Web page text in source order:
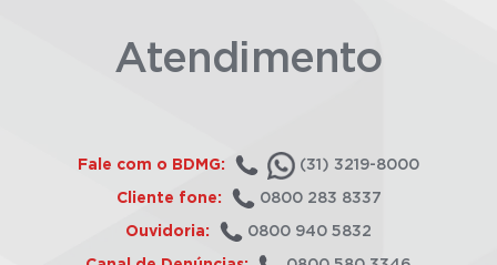
Atendimento
Fale com o BDMG: (31) 3219-8000
Cliente fone: 0800 283 8337
Ouvidoria: 0800 940 5832